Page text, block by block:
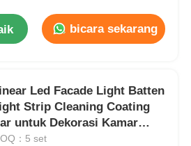
bicara sekarang
Led Facade Light Batten
Strip Cleaning Coating
untuk Dekorasi Kamar
：5 set